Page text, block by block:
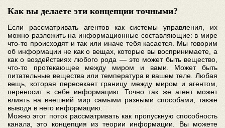
Как вы делаете эти концепции точными?
Если рассматривать агентов как системы управления, их
можно разложить на информационные составляющие: в мире
что-то происходят и так или иначе тебя касается. Мы говорим
об информации не как о вещах, которые вы воспринимаете, а
как о воздействиях любого рода — это может быть вещество,
что-то протекающее между миром и вами. Может быть
питательные вещества или температура в вашем теле. Любая
вещь, которая пересекает границу между миром и агентом,
переносит в себе информацию. Точно так же агент может
влиять на внешний мир самыми разными способами, также
выводя в него информацию.
Можно этот поток рассматривать как пропускную способность
канала, это концепция из теории информации. Вы можете